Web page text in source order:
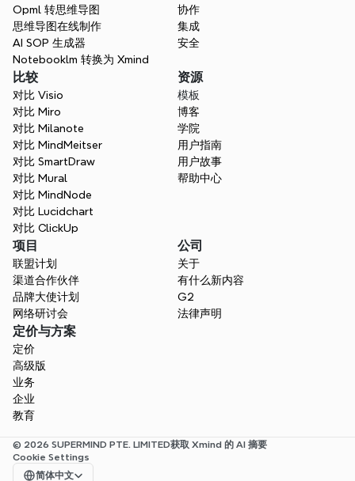
Opml 转思维导图
思维导图在线制作
AI SOP 生成器
Notebooklm 转换为 Xmind
协作
集成
安全
比较
对比 Visio
对比 Miro
对比 Milanote
对比 MindMeitser
对比 SmartDraw
对比 Mural
对比 MindNode
对比 Lucidchart
对比 ClickUp
资源
模板
博客
学院
用户指南
用户故事
帮助中心
项目
联盟计划
渠道合作伙伴
品牌大使计划
网络研讨会
公司
关于
有什么新内容
G2
法律声明
定价与方案
定价
高级版
业务
企业
教育
© 2026 SUPERMIND PTE. LIMITED获取 Xmind 的 AI 摘要
Cookie Settings
Select Language
简体中文